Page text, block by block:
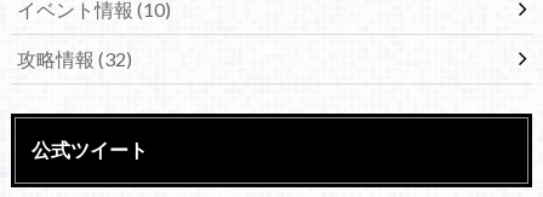
イベント情報 (10)
攻略情報 (32)
公式ツイート